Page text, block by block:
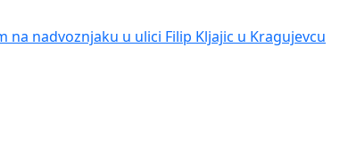
nadvoznjaku u ulici Filip Kljajic u Kragujevcu